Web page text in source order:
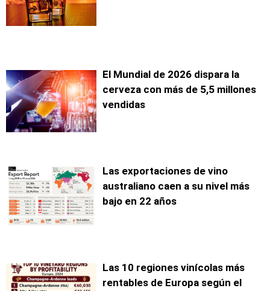
El Mundial de 2026 dispara la
cerveza con más de 5,5 millones
vendidas
Las exportaciones de vino
australiano caen a su nivel más
bajo en 22 años
Las 10 regiones vinícolas más
rentables de Europa según el